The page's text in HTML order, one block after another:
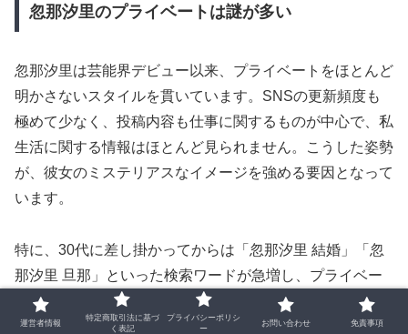
忽那汐里のプライベートは謎が多い
忽那汐里は芸能界デビュー以来、プライベートをほとんど
明かさないスタイルを貫いています。SNSの更新頻度も
極めて少なく、投稿内容も仕事に関するものが中心で、私
生活に関する情報はほとんど見られません。こうした姿勢
が、彼女のミステリアスなイメージを強める要因となって
います。
特に、30代に差し掛かってからは「忽那汐里 結婚」「忽
那汐里 旦那」といった検索ワードが急増し、プライベー
トに対する関心が高まっています。これは、年齢的な節目
や芸能活動の変化に加え、過去の熱愛報道や極秘出産説な
運営者情報
特定商取引法に基づ
く表記
プライバシーポリシ
ー
お問い合わせ 免責事項